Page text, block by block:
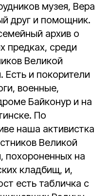
музея, Вера
друг и помощник.
архив о
предках, среди
Великой
Есть и покорители
военные,
Байконур и на
По
наша активистка
Великой
похороненных на
кладбищ, и,
есть табличка с